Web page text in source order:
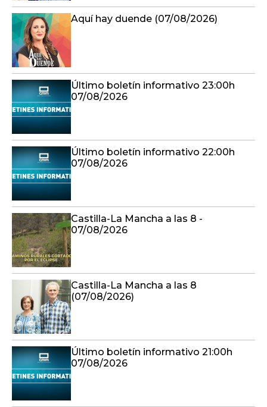
Aquí hay duende (07/08/2026)
Último boletín informativo 23:00h
07/08/2026
Último boletín informativo 22:00h
07/08/2026
Castilla-La Mancha a las 8 -
07/08/2026
Castilla-La Mancha a las 8
(07/08/2026)
Último boletín informativo 21:00h
07/08/2026